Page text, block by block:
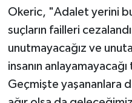
Okeric, "Adalet yerini
suçların failleri
unutmayacağız ve
insanın
Geçmişte yaşananlara